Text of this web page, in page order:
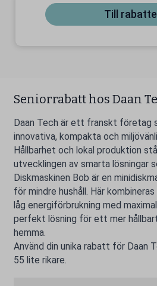
Till
Seniorrabatt hos Daan
Daan Tech är ett franskt företag
innovativa, kompakta och
Hållbarhet och lokal produktion
utvecklingen av smarta lösningar
Diskmaskinen Bob är en
för mindre hushåll. Här
låg energiförbrukning med
perfekt lösning för ett mer
hemma.
Använd din unika rabatt för Daan
55 lite rikare.